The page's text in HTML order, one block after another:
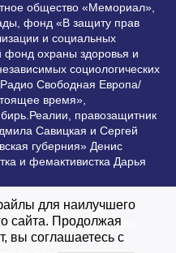
общество «Мемориал»,
фонд «В защиту прав
и социальных
фонд охраны здоровья и
социологических
Свободная Европа/
время»,
правозащитник
Савицкая и Сергей
губерния» Денис
и фемактивистка Дарья
законом. Любое
допустимо при условии
Vesti.UZ.
для наилучшего
сайта. Продолжая
вы соглашаетесь с